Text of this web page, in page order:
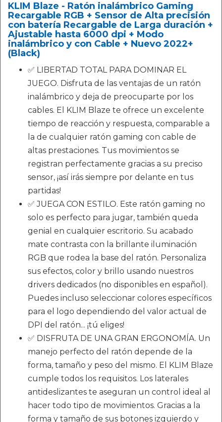
KLIM Blaze - Ratón inalámbrico Gaming
Recargable RGB + Sensor de Alta precisión
con batería Recargable de Larga duración +
Ajustable hasta 6000 dpi + Modo
inalámbrico y con Cable + Nuevo 2022+
(Black)
✅ LIBERTAD TOTAL PARA DOMINAR EL
JUEGO. Disfruta de las ventajas de un ratón
inalámbrico y deja de preocuparte por los
cables. El KLIM Blaze te ofrece un excelente
tiempo de reacción y respuesta, comparable a
la de cualquier ratón gaming con cable de
altas prestaciones. Tus movimientos se
registran perfectamente gracias a su preciso
sensor, ¡así irás siempre por delante en tus
partidas!
✅ JUEGA CON ESTILO. Este ratón gaming no
solo es perfecto para jugar, también queda
genial en cualquier escritorio. Su acabado
mate contrasta con la brillante iluminación
RGB que rodea la base del ratón. Personaliza
sus efectos, color y brillo usando nuestros
drivers dedicados (no disponibles en español).
Puedes incluso seleccionar colores específicos
para el logo dependiendo del valor actual de
DPI del ratón... ¡tú eliges!
✅ DISFRUTA DE UNA GRAN ERGONOMÍA. Un
manejo perfecto del ratón depende de la
forma, tamaño y peso del mismo. El KLIM Blaze
cumple todos los requisitos. Los laterales
antideslizantes te aseguran un control ideal al
hacer todo tipo de movimientos. Gracias a la
forma y tamaño de sus botones izquierdo y